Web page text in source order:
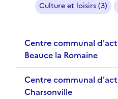
Culture et loisirs (3)
Centre communal d'action sociale (CCAS) -
Beauce la Romaine
Centre communal d'action sociale (CCAS) -
Charsonville